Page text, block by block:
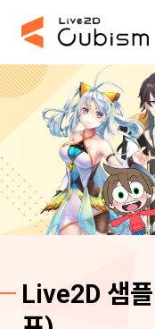
Live2D 샘